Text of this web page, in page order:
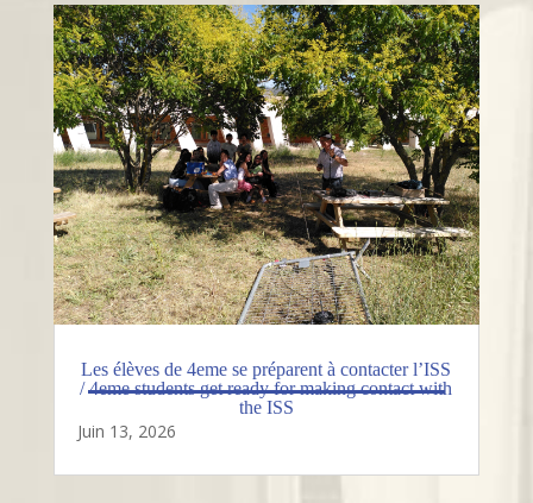
Les élèves de 4eme se préparent à contacter l’ISS
/ 4eme students get ready for making contact with
the ISS
Juin 13, 2026